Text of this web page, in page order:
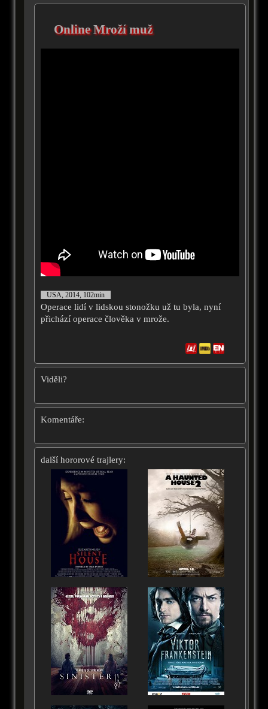
Online Mroží muž
USA, 2014, 102min
Operace lidí v lidskou stonožku už tu byla, nyní
přichází operace člověka v mrože.
Viděli?
Komentáře:
další hororové trajlery: